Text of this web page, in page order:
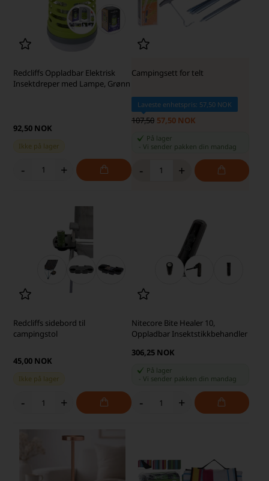
Redcliffs Oppladbar Elektrisk
Insektdreper med Lampe, Grønn
92,50 NOK
Ikke på lager
- +
Campingsett for telt
Laveste enhetspris: 57,50 NOK
107,50 57,50 NOK
På lager
Vi sender pakken din mandag
- +
Redcliffs sidebord til
campingstol
45,00 NOK
Ikke på lager
- +
Nitecore Bite Healer 10,
Oppladbar Insektstikkbehandler
306,25 NOK
På lager
Vi sender pakken din mandag
- +